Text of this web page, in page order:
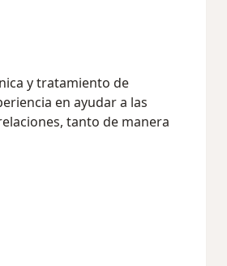
y tratamiento de
en ayudar a las
tanto de manera
sentirte escuchado/a y
necesidades particulares.
y encontrar nuevas
de cambio y sanación.